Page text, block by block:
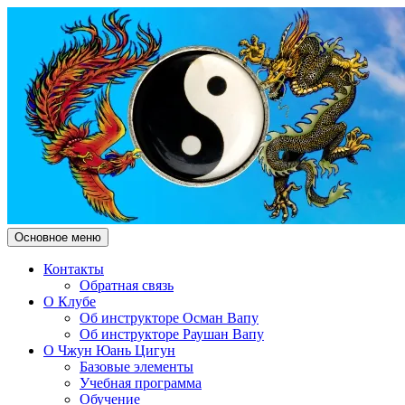
Чжун Юань Цигун Клуб
Поиск
Основное меню Перейти
к
Контакты
Обратная связь
О Клубе
Об инструкторе Осман Вапу
Об инструкторе Раушан Вапу
О Чжун Юань Цигун
Базовые элементы
Учебная программа
Обучение